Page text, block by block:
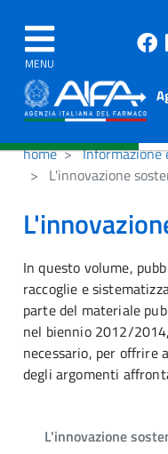
MENU
home Informazione
L'innovazione
In questo volume,
raccoglie e
parte del materiale
nel biennio 2012/
necessario, per offrire
degli argomenti
L'innovazione